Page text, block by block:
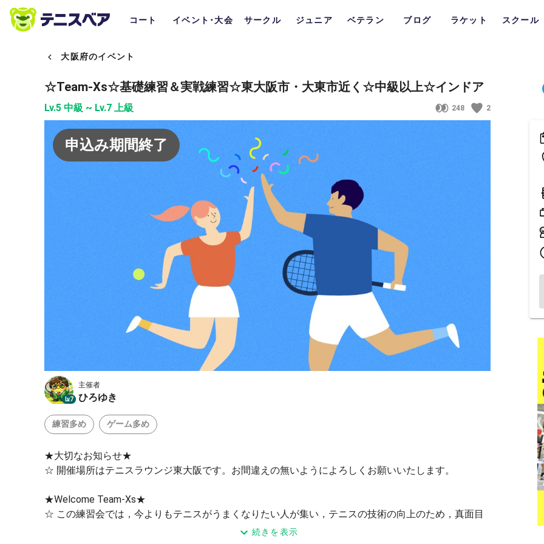
コート イベント･大会 サークル ジュニア ベテラン ブログ ラケット スクール
大阪府のイベント
☆Team-Xs☆基礎練習＆実戦練習☆東大阪市・大東市近く☆中級以上☆インドア
Lv.5 中級 ~ Lv.7 上級 248 2
申込み期間終了
Lv.7
主催者
ひろゆき
練習多め ゲーム多め
★大切なお知らせ★
☆ 開催場所はテニスラウンジ東大阪です。お間違えの無いようによろしくお願いいたします。
★Welcome Team-Xs★
☆ この練習会では，今よりもテニスがうまくなりたい人が集い，テニスの技術の向上のため，真面目
続きを表示